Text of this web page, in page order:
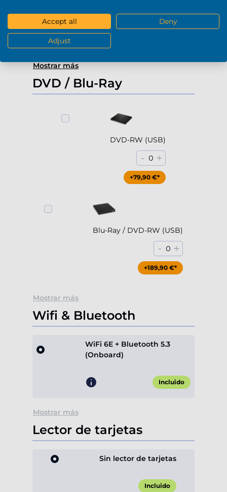
- 0 +
Mostrar más
DVD / Blu-Ray
DVD-RW (USB)
- 0 +
+79,90 €*
Blu-Ray / DVD-RW (USB)
- 0 +
+189,90 €*
Mostrar más
Wifi & Bluetooth
WiFi 6E + Bluetooth 5.3
(Onboard)
Incluido
Mostrar más
Lector de tarjetas
Sin lector de tarjetas
Incluido
Accept all Deny
Adjust